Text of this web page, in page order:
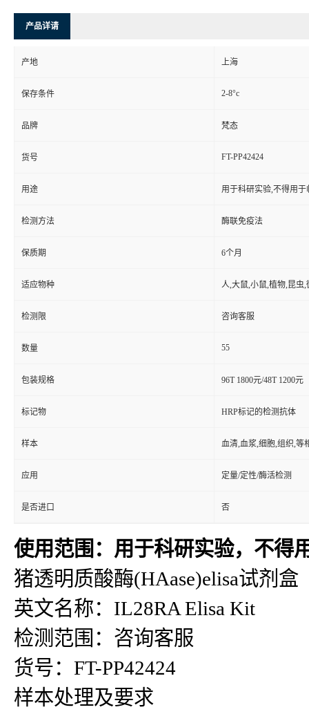
产品详请
产地 上海
保存条件 2-8°c
品牌 梵态
货号 FT-PP42424
用途 用于科研实验,不得用于
检测方法 酶联免疫法
保质期 6个月
适应物种 人,大鼠,小鼠,植物,昆虫,
检测限 咨询客服
数量 55
包装规格 96T 1800元/48T 1200元
标记物 HRP标记的检测抗体
样本 血清,血浆,细胞,组织,等
应用 定量/定性/酶活检测
是否进口 否
使用范围：用于科研实验，不得
猪透明质酸酶(HAase)elisa试剂盒
英文名称：IL28RA Elisa Kit
检测范围：咨询客服
货号：FT-PP42424
样本处理及要求